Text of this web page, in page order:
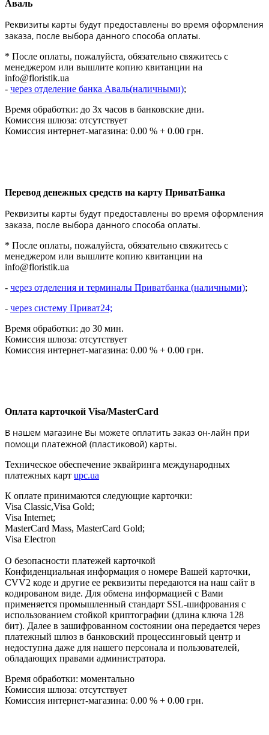
Аваль
Реквизиты карты будут предоставлены во время оформления
заказа, после выбора данного способа оплаты.
* После оплаты, пожалуйста, обязательно свяжитесь с
менеджером или вышлите копию квитанции на
info@floristik.ua
- через отделение банка Аваль(наличными);
Время обработки: до 3х часов в банковские дни.
Комиссия шлюза: отсутствует
Комиссия интернет-магазина: 0.00 % + 0.00 грн.
Перевод денежных средств на карту ПриватБанка
Реквизиты карты будут предоставлены во время оформления
заказа, после выбора данного способа оплаты.
* После оплаты, пожалуйста, обязательно свяжитесь с
менеджером или вышлите копию квитанции на
info@floristik.ua
- через отделения и терминалы Приватбанка (наличными);
- через систему Приват24;
Время обработки: до 30 мин.
Комиссия шлюза: отсутствует
Комиссия интернет-магазина: 0.00 % + 0.00 грн.
Оплата карточкой Visa/MasterCard
В нашем магазине Вы можете оплатить заказ он-лайн при
помощи платежной (пластиковой) карты.
Техническое обеспечение эквайринга международных
платежных карт upc.ua
К оплате принимаются следующие карточки:
Visa Classic,Visa Gold;
Visa Internet;
MasterCard Mass, MasterCard Gold;
Visa Electron
О безопасности платежей карточкой
Конфиденциальная информация о номере Вашей карточки,
CVV2 коде и другие ее реквизиты передаются на наш сайт в
кодированом виде. Для обмена информацией с Вами
применяется промышленный стандарт SSL-шифрования с
использованием стойкой криптографии (длина ключа 128
бит). Далее в зашифрованном состоянии она передается через
платежный шлюз в банковский процессинговый центр и
недоступна даже для нашего персонала и пользователей,
обладающих правами администратора.
Время обработки: моментально
Комиссия шлюза: отсутствует
Комиссия интернет-магазина: 0.00 % + 0.00 грн.